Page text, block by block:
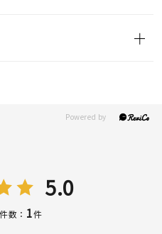
5.0
数： 1件